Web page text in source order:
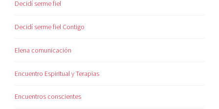
Decidí serme fiel
Decidí serme fiel Contigo
Elena comunicación
Encuentro Espiritual y Terapias
Encuentros conscientes